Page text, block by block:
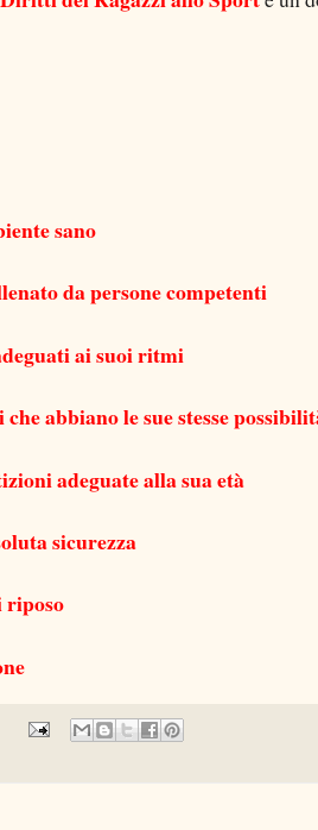
sano
da persone competenti
ai suoi ritmi
abbiano le sue stesse
adeguate alla sua età
sicurezza
riposo